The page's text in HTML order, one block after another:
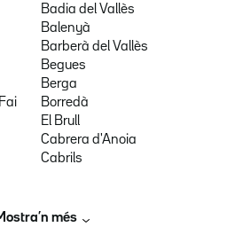
Badia del Vallès
Balenyà
Barberà del Vallès
Begues
Berga
Borredà
El Brull
Cabrera d'Anoia
Cabrils
més